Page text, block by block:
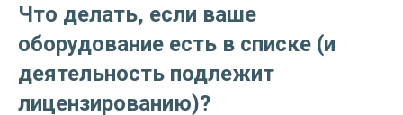
Что делать, если ваше
оборудование есть в списке (и
деятельность подлежит
лицензированию)?